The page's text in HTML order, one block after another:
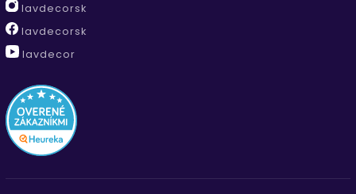
lavdecorsk
lavdecorsk
lavdecor